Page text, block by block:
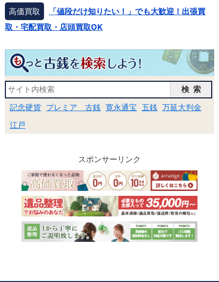
高価買取
「値段だけ知りたい！」でも大歓迎！出張買
取・宅配買取・店頭買取OK
検索
記念硬貨 プレミア 古銭 寛永通宝 五銭 万延大判金
江戸
スポンサーリンク